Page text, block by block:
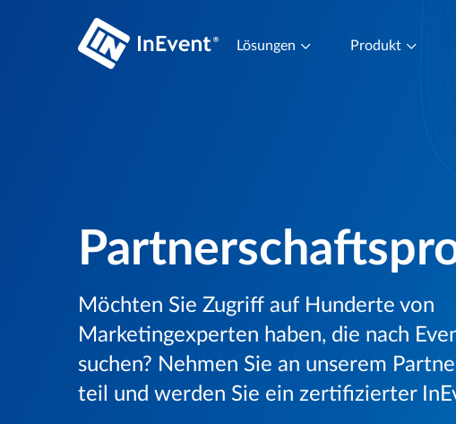
Lösungen Produkt
Möchten Sie Zugriff auf Hunderte von
Marketingexperten haben, die nach
suchen? Nehmen Sie an unserem
teil und werden Sie ein zertifizierter